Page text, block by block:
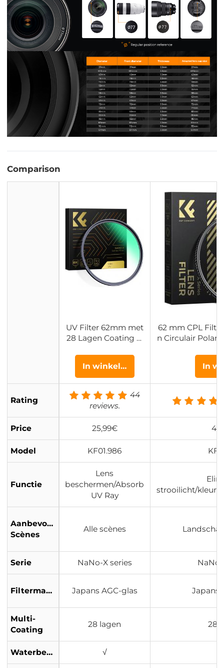
Comparison
UV Filter 62mm met
28 Lagen Coating H
bestendig - Nano Xc
el Serie
62 mm CPL
n Circulair
In winkelwagen In
Rating
44
reviews.
Price 25,99€
Model KF01.986
Functie
Lens
beschermen/Absorb
UV Ray
strooilicht/
Aanbevolen
Scènes
Alle scènes
Serie NaNo-X series NaNo-
Filtermateriaal Japans AGC-glas Japans
Multi-
Coating
28 lagen 28
Waterbestendig √